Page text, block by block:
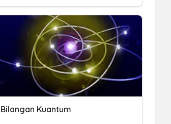
Bilangan Kuantum